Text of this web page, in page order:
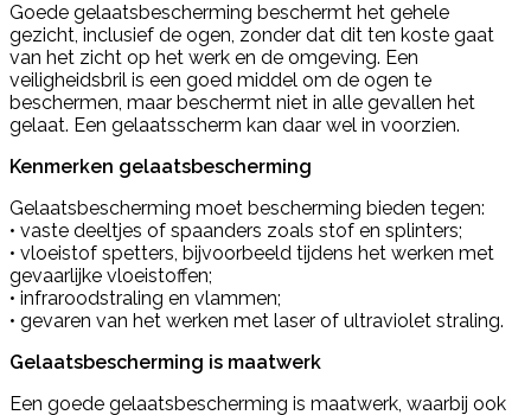
Goede gelaatsbescherming beschermt het gehele
gezicht, inclusief de ogen, zonder dat dit ten koste gaat
van het zicht op het werk en de omgeving. Een
veiligheidsbril is een goed middel om de ogen te
beschermen, maar beschermt niet in alle gevallen het
gelaat. Een gelaatsscherm kan daar wel in voorzien.
Kenmerken gelaatsbescherming
Gelaatsbescherming moet bescherming bieden tegen:
• vaste deeltjes of spaanders zoals stof en splinters;
• vloeistof spetters, bijvoorbeeld tijdens het werken met
gevaarlijke vloeistoffen;
• infraroodstraling en vlammen;
• gevaren van het werken met laser of ultraviolet straling.
Gelaatsbescherming is maatwerk
Een goede gelaatsbescherming is maatwerk, waarbij ook